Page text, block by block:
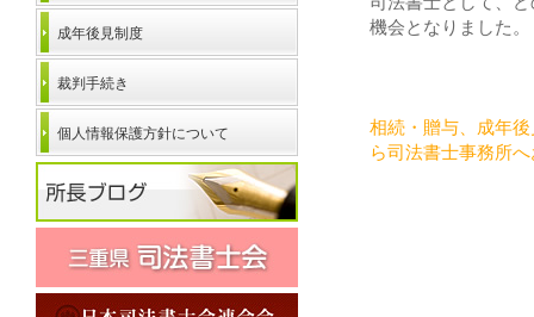
機会となりました。
相続・贈与、成年
ら司法書士事務所
成年後見制度
裁判手続き
個人情報保護方針について